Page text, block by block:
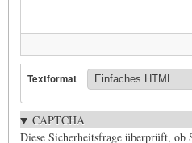
Textformat
CAPTCHA
Diese Sicherheitsfrage überprüft, ob